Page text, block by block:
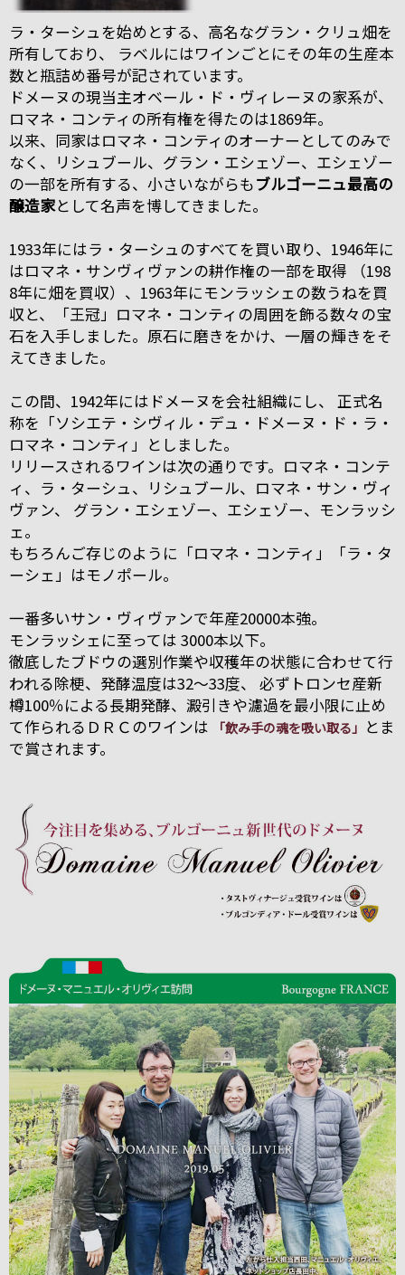
ラ・ターシュを始めとする、高名なグラン・クリュ畑を
所有しており、 ラベルにはワインごとにその年の生産本
数と瓶詰め番号が記されています。
ドメーヌの現当主オベール・ド・ヴィレーヌの家系が、
ロマネ・コンティの所有権を得たのは1869年。
以来、同家はロマネ・コンティのオーナーとしてのみで
なく、リシュブール、グラン・エシェゾー、エシェゾー
の一部を所有する、小さいながらもブルゴーニュ最高の
醸造家として名声を博してきました。
1933年にはラ・ターシュのすべてを買い取り、1946年に
はロマネ・サンヴィヴァンの耕作権の一部を取得 （198
8年に畑を買収）、1963年にモンラッシェの数うねを買
収と、「王冠」ロマネ・コンティの周囲を飾る数々の宝
石を入手しました。原石に磨きをかけ、一層の輝きをそ
えてきました。
この間、1942年にはドメーヌを会社組織にし、 正式名
称を「ソシエテ・シヴィル・デュ・ドメーヌ・ド・ラ・
ロマネ・コンティ」としました。
リリースされるワインは次の通りです。ロマネ・コンテ
ィ、ラ・ターシュ、リシュブール、ロマネ・サン・ヴィ
ヴァン、 グラン・エシェゾー、エシェゾー、モンラッシ
ェ。
もちろんご存じのように「ロマネ・コンティ」「ラ・タ
ーシェ」はモノポール。
一番多いサン・ヴィヴァンで年産20000本強。
モンラッシェに至っては 3000本以下。
徹底したブドウの選別作業や収穫年の状態に合わせて行
われる除梗、発酵温度は32～33度、 必ずトロンセ産新
樽100％による長期発酵、澱引きや濾過を最小限に止め
て作られるＤＲＣのワインは
「飲み手の魂を吸い取る」 とま
で賞されます。